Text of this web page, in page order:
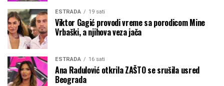
ESTRADA 19 sati
Viktor Gagić provodi vreme sa porodicom Mine
Vrbaški, a njihova veza jača
ESTRADA 16 sati
Ana Radulović otkrila ZAŠTO se srušila usred
Beograda